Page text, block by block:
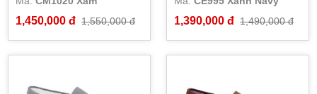
1,450,000 đ 1,550,000 đ 1,390,000 đ 1,490,000 đ